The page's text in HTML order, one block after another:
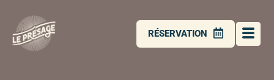
RÉSERVATION